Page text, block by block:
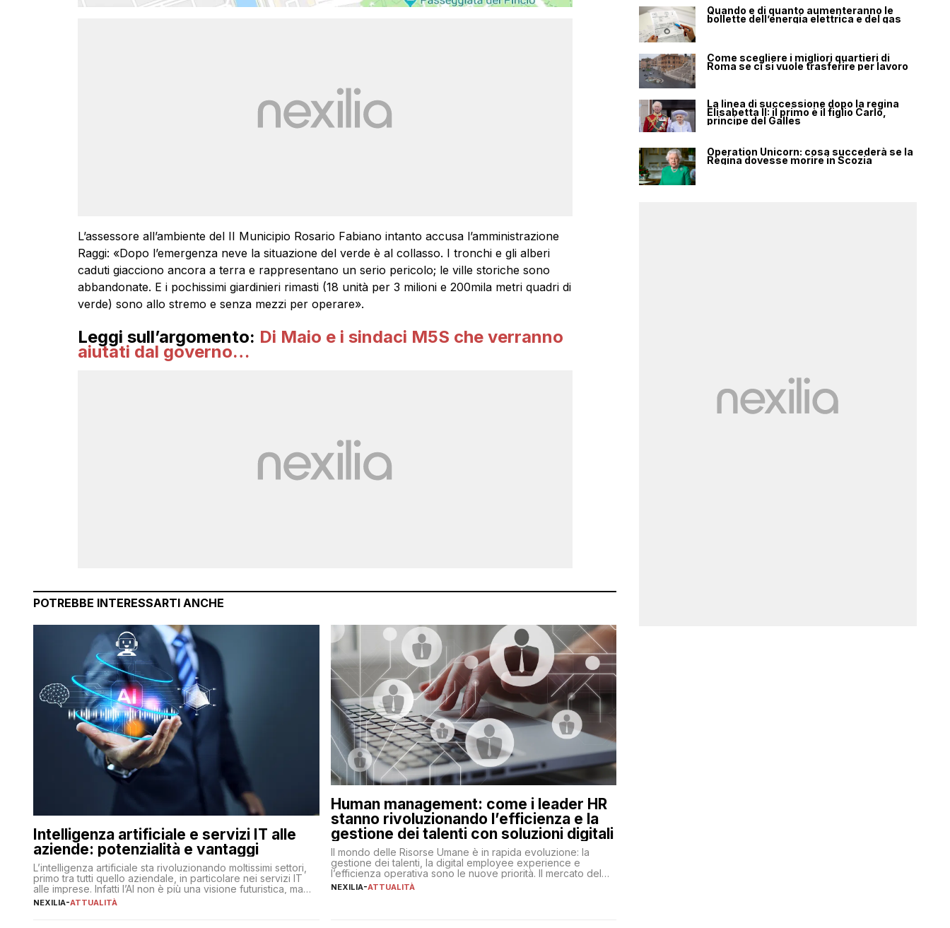
L’assessore all’ambiente del II Municipio Rosario Fabiano intanto accusa l’amministrazione
Raggi: «Dopo l’emergenza neve la situazione del verde è al collasso. I tronchi e gli alberi
caduti giacciono ancora a terra e rappresentano un serio pericolo; le ville storiche sono
abbandonate. E i pochissimi giardinieri rimasti (18 unità per 3 milioni e 200mila metri quadri di
verde) sono allo stremo e senza mezzi per operare».
Leggi sull’argomento: Di Maio e i sindaci M5S che verranno
aiutati dal governo…
POTREBBE INTERESSARTI ANCHE
Intelligenza artificiale e servizi IT alle
aziende: potenzialità e vantaggi
L’intelligenza artificiale sta rivoluzionando moltissimi settori,
primo tra tutti quello aziendale, in particolare nei servizi IT
alle imprese. Infatti l’AI non è più una visione futuristica, ma
una realtà operativa che sta portando a un cambio
NEXILIA-ATTUALITÀ
Human management: come i leader HR
stanno rivoluzionando l’efficienza e la
gestione dei talenti con soluzioni digitali
Il mondo delle Risorse Umane è in rapida evoluzione: la
gestione dei talenti, la digital employee experience e
l’efficienza operativa sono le nuove priorità. Il mercato del
lavoro, d’altra parte, è sempre più competitivo con una lotta
NEXILIA-ATTUALITÀ
Quando e di quanto aumenteranno le
bollette dell’energia elettrica e del gas
Come scegliere i migliori quartieri di
Roma se ci si vuole trasferire per lavoro
La linea di successione dopo la regina
Elisabetta II: il primo è il figlio Carlo,
principe del Galles
Operation Unicorn: cosa succederà se la
Regina dovesse morire in Scozia